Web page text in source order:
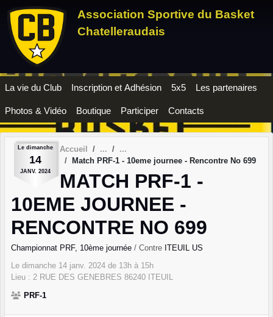
Association Sportive du Basket
Chatelleraudais
La vie du Club Inscription et Adhésion 5x5 Les partenaires
Photos & Vidéo Boutique Participer Contacts
Le dimanche
14
JANV. 2024
Accueil
Match PRF-1 - 10eme journee - Rencontre No 699
MATCH PRF-1 -
10EME JOURNEE -
RENCONTRE NO 699
Championnat PRF, 10ème journée / Contre ITEUIL US
Le dimanche 14 janv. 2024 de 13h à 15h
Lieu : 2 RUE DES GENEBRES 86240 ITEUIL
PRF-1
Panneau de gestion des cookies